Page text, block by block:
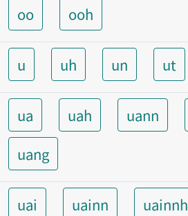
oo ooh
u uh un ut
ua uah uann
uang
uai uainn uainnh